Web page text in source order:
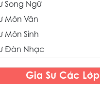
Song Ngữ
Môn Văn
Môn Sinh
Đàn Nhạc
Gia Sư Các Lớp